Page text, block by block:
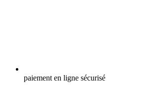
paiement en ligne sécurisé